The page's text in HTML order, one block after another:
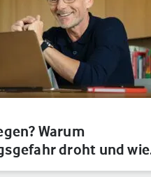
Warum
droht und wie